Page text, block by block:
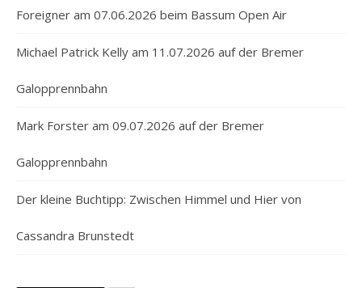
Foreigner am 07.06.2026 beim Bassum Open Air
Michael Patrick Kelly am 11.07.2026 auf der Bremer
Galopprennbahn
Mark Forster am 09.07.2026 auf der Bremer
Galopprennbahn
Der kleine Buchtipp: Zwischen Himmel und Hier von
Cassandra Brunstedt